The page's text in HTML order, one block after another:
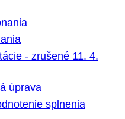
- zrušené 11. 4.
úprava
splnenia